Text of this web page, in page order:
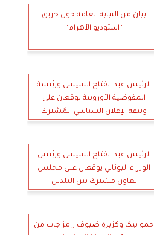
بيان من النيابة العامة حول حريق
”استوديو الأهرام”
الرئيس عبد الفتاح السيسي ورئيسة
المفوضية الأوروبية يوقعان على
وثيقة الإعلان السياسي المُشترك
الرئيس عبد الفتاح السيسي ورئيس
الوزراء اليوناني يوقعان على مجلس
تعاون مشترك بين البلدين
حمو بيكا وكزبرة ضيوف رامز جاب من